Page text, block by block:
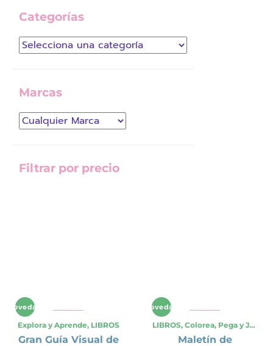
Categorías
Marcas
Filtrar por precio
Novedad
Explora y Aprende, LIBROS
Gran Guía Visual de
Novedad
LIBROS, Colorea, Pega y Juega
Maletín de